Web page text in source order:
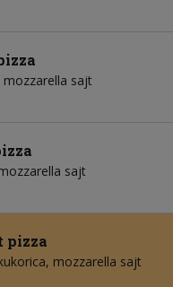
mozzarella sajt
sajt
pizza
mozzarella sajt